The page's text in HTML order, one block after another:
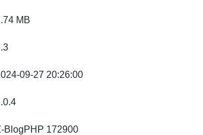
MB
09-27 20:26:00
BlogPHP 172900